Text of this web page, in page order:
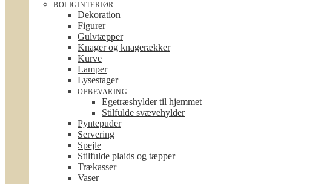
BOLIGINTERIØR
Dekoration
Figurer
Gulvtæpper
Knager og knagerækker
Kurve
Lamper
Lysestager
OPBEVARING
Egetræshylder til hjemmet
Stilfulde svævehylder
Pyntepuder
Servering
Spejle
Stilfulde plaids og tæpper
Trækasser
Vaser